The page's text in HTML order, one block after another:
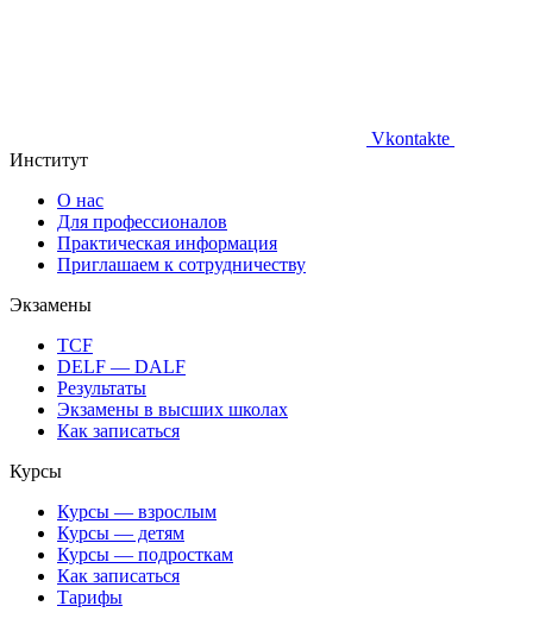
Vkontakte
Институт
О нас
Для профессионалов
Практическая информация
Приглашаем к сотрудничеству
Экзамены
TCF
DELF — DALF
Результаты
Экзамены в высших школах
Как записаться
Курсы
Курсы — взрослым
Курсы — детям
Курсы — подросткам
Как записаться
Тарифы